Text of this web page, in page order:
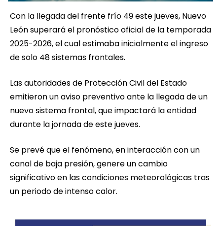
Con la llegada del frente frío 49 este jueves, Nuevo
León superará el pronóstico oficial de la temporada
2025-2026, el cual estimaba inicialmente el ingreso
de solo 48 sistemas frontales.
Las autoridades de Protección Civil del Estado
emitieron un aviso preventivo ante la llegada de un
nuevo sistema frontal, que impactará la entidad
durante la jornada de este jueves.
Se prevé que el fenómeno, en interacción con un
canal de baja presión, genere un cambio
significativo en las condiciones meteorológicas tras
un periodo de intenso calor.